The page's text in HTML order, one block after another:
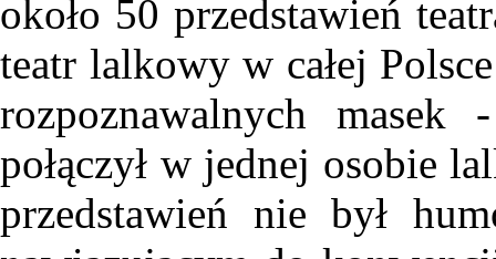
około 50 przedstawień
teatr lalkowy w całej
rozpoznawalnych
połączył w jednej osobie
przedstawień nie był